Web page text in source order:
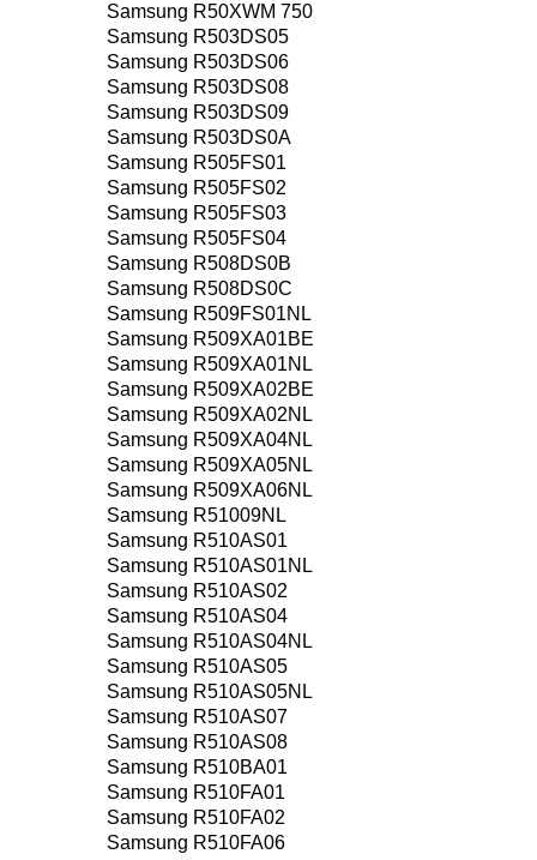
Samsung R50XWM 750
Samsung R503DS05
Samsung R503DS06
Samsung R503DS08
Samsung R503DS09
Samsung R503DS0A
Samsung R505FS01
Samsung R505FS02
Samsung R505FS03
Samsung R505FS04
Samsung R508DS0B
Samsung R508DS0C
Samsung R509FS01NL
Samsung R509XA01BE
Samsung R509XA01NL
Samsung R509XA02BE
Samsung R509XA02NL
Samsung R509XA04NL
Samsung R509XA05NL
Samsung R509XA06NL
Samsung R51009NL
Samsung R510AS01
Samsung R510AS01NL
Samsung R510AS02
Samsung R510AS04
Samsung R510AS04NL
Samsung R510AS05
Samsung R510AS05NL
Samsung R510AS07
Samsung R510AS08
Samsung R510BA01
Samsung R510FA01
Samsung R510FA02
Samsung R510FA06